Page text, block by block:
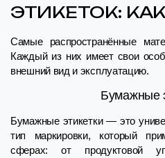
ЭТИКЕТОК:
Самые распространённые
Каждый из них имеет свои
внешний вид и эксплуатацию.
Бумажные
Бумажные этикетки — это
тип маркировки, который
сферах: от продуктовой